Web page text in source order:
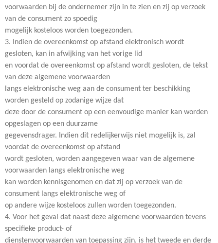
voorwaarden bij de ondernemer zijn in te zien en zij op verzoek
van de consument zo spoedig
mogelijk kosteloos worden toegezonden.
3. Indien de overeenkomst op afstand elektronisch wordt
gesloten, kan in afwijking van het vorige lid
en voordat de overeenkomst op afstand wordt gesloten, de tekst
van deze algemene voorwaarden
langs elektronische weg aan de consument ter beschikking
worden gesteld op zodanige wijze dat
deze door de consument op een eenvoudige manier kan worden
opgeslagen op een duurzame
gegevensdrager. Indien dit redelijkerwijs niet mogelijk is, zal
voordat de overeenkomst op afstand
wordt gesloten, worden aangegeven waar van de algemene
voorwaarden langs elektronische weg
kan worden kennisgenomen en dat zij op verzoek van de
consument langs elektronische weg of
op andere wijze kosteloos zullen worden toegezonden.
4. Voor het geval dat naast deze algemene voorwaarden tevens
specifieke product- of
dienstenvoorwaarden van toepassing zijn, is het tweede en derde